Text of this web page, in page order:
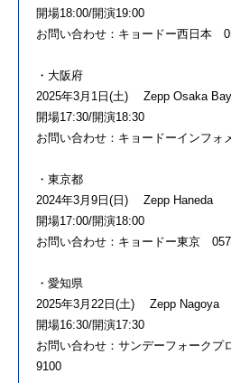
開場18:00/開演19:00
お問い合わせ：キョードー西日本
・大阪府
2025年3月1日(土) Zepp Osaka
開場17:30/開演18:30
お問い合わせ：キョードーインフ
・東京都
2024年3月9日(日) Zepp Haneda
開場17:00/開演18:00
お問い合わせ：キョードー東京
・愛知県
2025年3月22日(土) Zepp Nagoya
開場16:30/開演17:30
お問い合わせ：サンデーフォーク
9100